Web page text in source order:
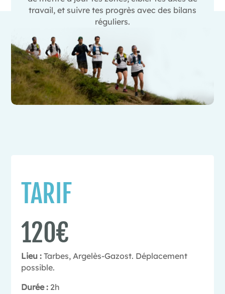
travail, et suivre tes progrès avec des bilans
réguliers.
TARIF
120€
Lieu :Tarbes, Argelès-Gazost. Déplacement
possible.
Durée : 2h